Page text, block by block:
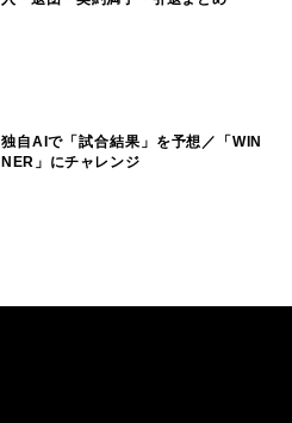
独自AIで「試合結果」を予想／「WIN
NER」にチャレンジ